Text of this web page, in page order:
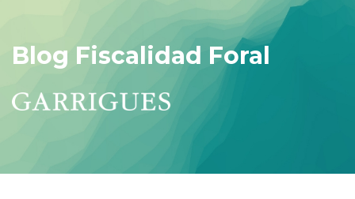
Blog Fiscalidad Foral